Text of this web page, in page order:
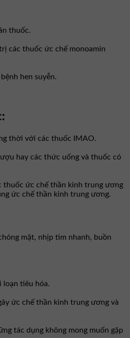
thuốc.
các thuốc ức chế monoamin
hen suyễn.
thời với các thuốc IMAO.
hay các thức uống và thuốc có
thuốc ức chế thần kinh trung ương
ức chế thần kinh trung ương.
mặt, nhịp tim nhanh, buồn
loạn tiêu hóa.
ức chế thần kinh trung ương và
tác dụng không mong muốn gặp